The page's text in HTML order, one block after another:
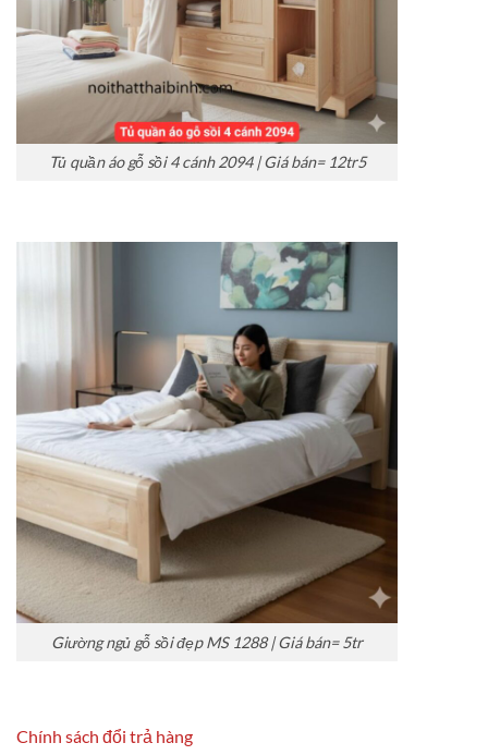
Tủ quần áo gỗ sồi 4 cánh 2094 | Giá bán= 12tr5
Giường ngủ gỗ sồi đẹp MS 1288 | Giá bán= 5tr
Chính sách đổi trả hàng